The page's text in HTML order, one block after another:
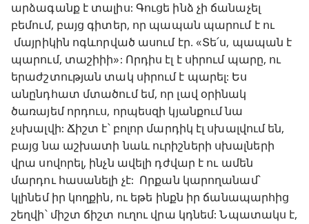
արձագանք է տալիս: Գուցե ինձ չի ճանաչել
բեմում, բայց գիտեր, որ պապան պարում է ու
մայրիկին ոգևորված ասում էր․ «Տե՛ս, պապան է
պարում, տաշիիի»: Որդիս էլ է սիրում պարը, ու
երաժշտության տակ սիրում է պարել: Ես
անընդհատ մտածում եմ, որ լավ օրինակ
ծառայեմ որդուս, որպեսզի կյանքում նա
չսխալվի: Ճիշտ է՝ բոլոր մարդիկ էլ սխալվում են,
բայց նա աշխատի նաև ուրիշների սխալների
վրա սովորել, ինչն ավելի դժվար է ու ամեն
մարդու հասանելի չէ: Որքան կարողանամ՝
կլինեմ իր կողքին, ու եթե ինքն իր ճանապարհից
շեղվի՝ միշտ ճիշտ ուղու վրա կդնեմ: Նպատակս է,